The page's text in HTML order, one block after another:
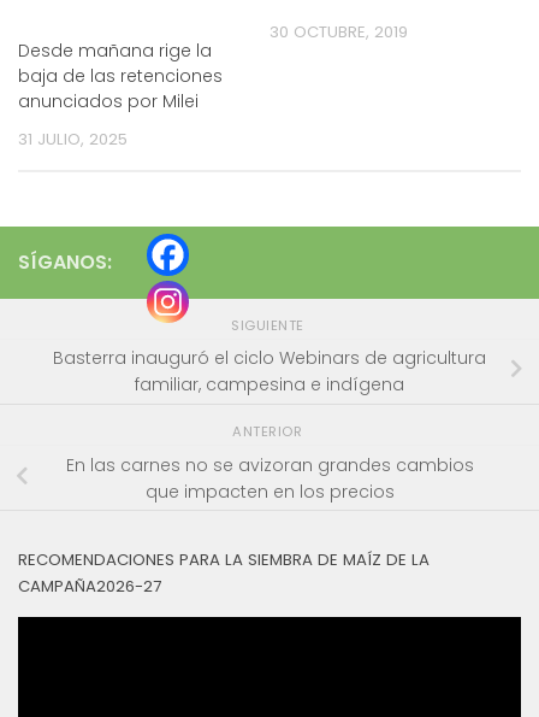
Desde mañana rige la
baja de las retenciones
anunciados por Milei
31 JULIO, 2025
30 OCTUBRE, 2019
SÍGANOS:
SIGUIENTE
Basterra inauguró el ciclo Webinars de agricultura
familiar, campesina e indígena
ANTERIOR
En las carnes no se avizoran grandes cambios
que impacten en los precios
RECOMENDACIONES PARA LA SIEMBRA DE MAÍZ DE LA
CAMPAÑA2026-27